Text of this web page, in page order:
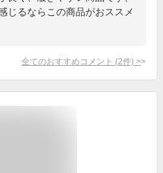
じるならこの商品がおススメ
全てのおすすめコメント (2件) >